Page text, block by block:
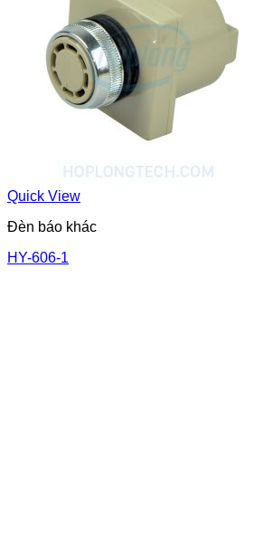
Quick View
Đèn báo khác
HY-606-1